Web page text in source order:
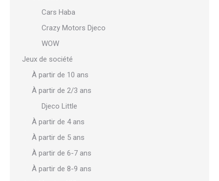
Cars Haba
Crazy Motors Djeco
WOW
Jeux de société
À partir de 10 ans
À partir de 2/3 ans
Djeco Little
À partir de 4 ans
À partir de 5 ans
À partir de 6-7 ans
À partir de 8-9 ans